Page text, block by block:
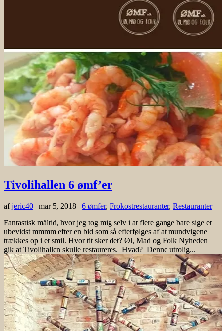
Tivolihallen 6 ømf’er
afjeric40 | mar 5, 2018 | 6 ømfer, Frokostrestauranter, Restauranter
Fantastisk måltid, hvor jeg tog mig selv i at flere gange bare sige et
ubevidst mmmm efter en bid som så efterfølges af at mundvigene
trækkes op i et smil. Hvor tit sker det? Øl, Mad og Folk Nyheden
gik at Tivolihallen skulle restaureres. Hvad? Denne utrolig...